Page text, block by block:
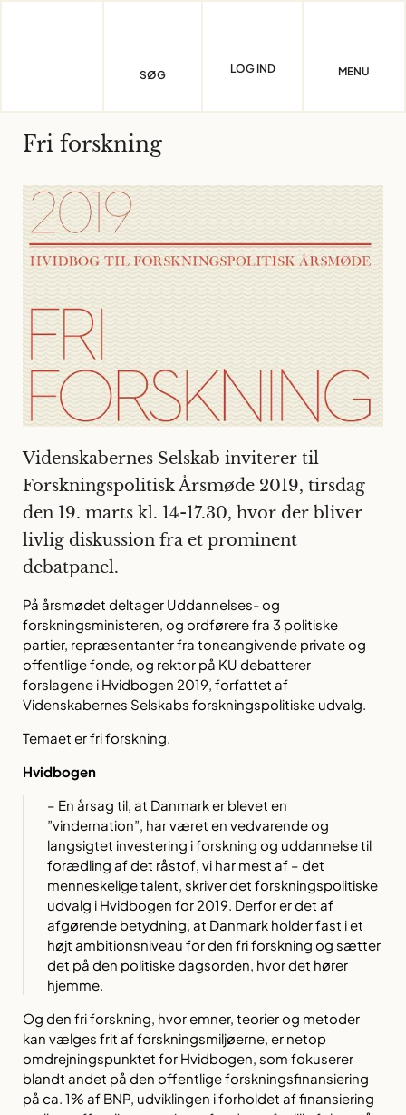
SØG LOG IND MENU
Fri forskning
Videnskabernes Selskab inviterer til
Forskningspolitisk Årsmøde 2019, tirsdag
den 19. marts kl. 14-17.30, hvor der bliver
livlig diskussion fra et prominent
debatpanel.
På årsmødet deltager Uddannelses- og
forskningsministeren, og ordførere fra 3 politiske
partier, repræsentanter fra toneangivende private og
offentlige fonde, og rektor på KU debatterer
forslagene i Hvidbogen 2019, forfattet af
Videnskabernes Selskabs forskningspolitiske udvalg.
Temaet er fri forskning.
Hvidbogen
– En årsag til, at Danmark er blevet en
”vindernation”, har været en vedvarende og
langsigtet investering i forskning og uddannelse til
forædling af det råstof, vi har mest af – det
menneskelige talent, skriver det forskningspolitiske
udvalg i Hvidbogen for 2019. Derfor er det af
afgørende betydning, at Danmark holder fast i et
højt ambitionsniveau for den fri forskning og sætter
det på den politiske dagsorden, hvor det hører
hjemme.
Og den fri forskning, hvor emner, teorier og metoder
kan vælges frit af forskningsmiljøerne, er netop
omdrejningspunktet for Hvidbogen, som fokuserer
blandt andet på den offentlige forskningsfinansiering
på ca. 1% af BNP, udviklingen i forholdet af finansiering